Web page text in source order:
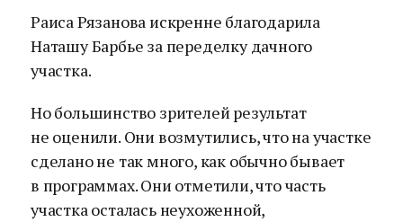
Раиса Рязанова искренне благодарила
Наташу Барбье за переделку дачного
участка.
Но большинство зрителей результат
не оценили. Они возмутились, что на участке
сделано не так много, как обычно бывает
в программах. Они отметили, что часть
участка осталась неухоженной,